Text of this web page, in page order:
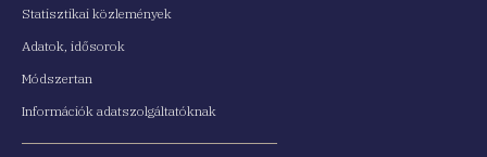
Statisztikai közlemények
Adatok, idősorok
Módszertan
Információk adatszolgáltatóknak